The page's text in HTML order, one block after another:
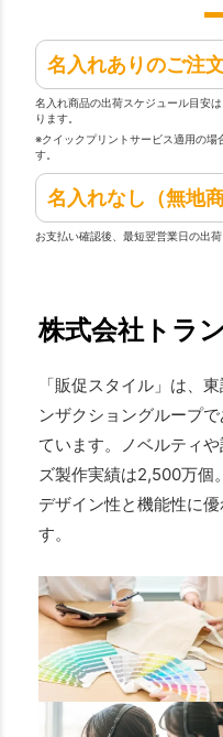
名入れありのご注
名入れ商品の出荷スケジュール目安
ります。
※クイックプリントサービス適用の
す。
名入れなし（無地
お支払い確認後、最短翌営業日の出荷
株式会社トラ
「販促スタイル」は、
ンザクショングループ
ています。ノベルティ
ズ製作実績は2,500万個
デザイン性と機能性に
す。